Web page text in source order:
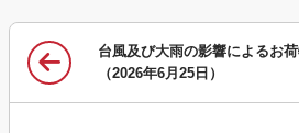
台風及び大雨の影響によるお
（2026年6月25日）